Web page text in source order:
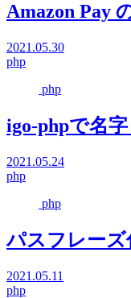
Amazon Pay
2021.05.30
php
php
igo-phpで名
2021.05.24
php
php
パスフレー
2021.05.11
php